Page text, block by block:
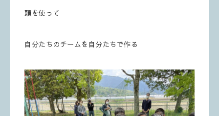
頭を使って
自分たちのチームを自分たちで作る